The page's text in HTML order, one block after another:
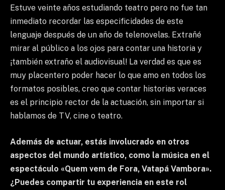
Estuve veinte años estudiando teatro pero no fue tan
inmediato recordar las especificidades de este
lenguaje después de un año de telenovelas. Extrañé
mirar al público a los ojos para contar una historia y
¡también extraño el audiovisual! La verdad es que es
muy placentero poder hacer lo que amo en todos los
formatos posibles, creo que contar historias veraces
es el principio rector de la actuación, sin importar si
hablamos de TV, cine o teatro.
Además de actuar, estás involucrado en otros
aspectos del mundo artístico, como la música en el
espectáculo «Quem vem de Fora, Vatapá Vambora».
¿Puedes compartir tu experiencia en este rol